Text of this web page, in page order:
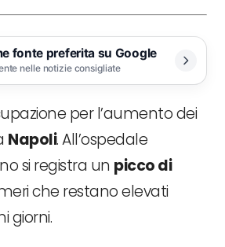
fonte preferita su Google
nelle notizie consigliate
per l’aumento dei
Napoli. All’ospedale
si registra un picco di
che restano elevati
giorni.